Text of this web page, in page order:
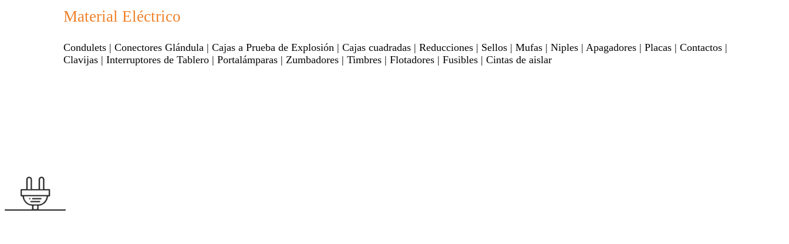
Material Eléctrico
Condulets | Conectores Glándula | Cajas a Prueba de Explosión | Cajas cuadradas | Reducciones | Sellos | Mufas | Niples | Apagadores | Placas | Contactos |
Clavijas | Interruptores de Tablero | Portalámparas | Zumbadores | Timbres | Flotadores | Fusibles | Cintas de aislar